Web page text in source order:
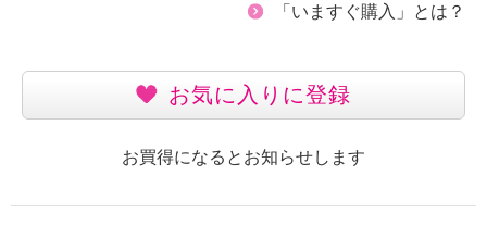
「いますぐ購入」とは？
お気に入りに登録
お買得になるとお知らせします